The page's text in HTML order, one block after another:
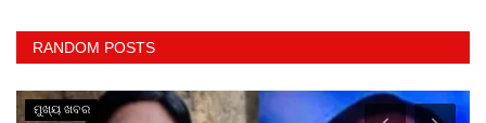
RANDOM POSTS
ମୁଖ୍ୟ ଖବର